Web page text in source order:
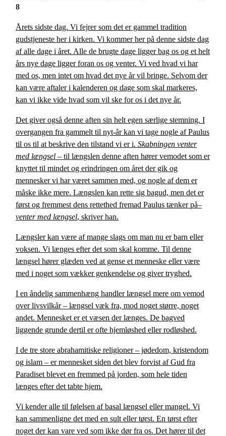
8
Årets sidste dag. Vi fejrer som det er gammel tradition
gudstjeneste her i kirken. Vi kommer her på denne sidste dag
af alle dage i året. Alle de brugte dage ligger bag os og et helt
års nye dage ligger foran os og venter. Vi ved hvad vi har
med os, men intet om hvad det nye år vil bringe. Selvom der
kan være aftaler i kalenderen og dage som skal markeres,
kan vi ikke vide hvad som vil ske for os i det nye år.
Det giver også denne aften sin helt egen særlige stemning. I
overgangen fra gammelt til nyt-år kan vi tage nogle af Paulus
til os til at beskrive den tilstand vi er i. Skabningen venter
med længsel – til længslen denne aften hører vemodet som er
knyttet til mindet og erindringen om året der gik og
mennesker vi har været sammen med, og nogle af dem er
måske ikke mere. Længslen kan rette sig bagud, men det er
først og fremmest dens rettethed fremad Paulus tænker på–
venter med længsel, skriver han.
Længsler kan være af mange slags om man nu er barn eller
voksen. Vi længes efter det som skal komme. Til denne
længsel hører glæden ved at gense et menneske eller være
med i noget som vækker genkendelse og giver tryghed.
I en åndelig sammenhæng handler længsel mere om vemod
over livsvilkår – længsel væk fra, mod noget større, noget
andet. Mennesket er et væsen der længes. De bagved
liggende grunde dertil er ofte hjemløshed eller rodløshed.
I de tre store abrahamitiske religioner – jødedom, kristendom
og islam – er mennesket siden det blev forvist af Gud fra
Paradiset blevet en fremmed på jorden, som hele tiden
længes efter det tabte hjem.
Vi kender alle til følelsen af basal længsel eller mangel. Vi
kan sammenligne det med en sult eller tørst. En tørst efter
noget der kan vare ved som ikke dør fra os. Det hører til det